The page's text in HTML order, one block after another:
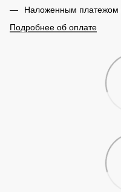
Наложенным платежом
Подробнее об оплате